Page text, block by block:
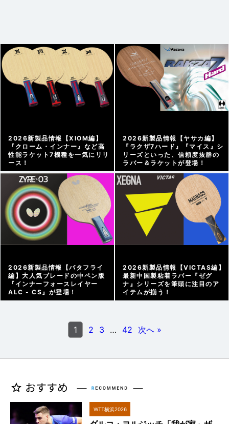
2026新製品情報【XIOM編】
『クローム・インナー』など高
性能ラケット7機種を一気にリリ
ース！
メーカー情報 | 2026/03/25
2026新製品情報【ヤサカ編】
『ラクザ7ハード』『マイス』シ
リーズといった、信頼度抜群の
ラバー＆ラケットが登場！
メーカー情報 | 2026/03/24
2026新製品情報【バタフライ
編】大人気ブレードの中ペン版
『インナーフォースレイヤー
ALC - CS』が登場！
2026新製品情報【VICTAS編】
最新中国製粘着ラバー『ゼグ
ナ』シリーズを筆頭に注目のア
イテムが揃う！
1 2 3 … 42 次へ »
WTT横浜2026